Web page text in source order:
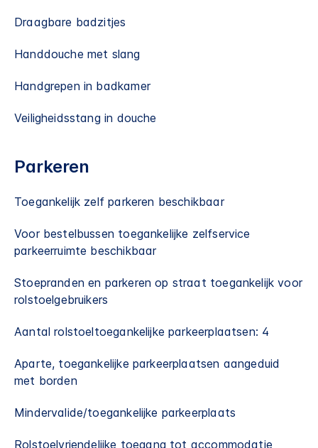
Draagbare badzitjes
Handdouche met slang
Handgrepen in badkamer
Veiligheidsstang in douche
Parkeren
Toegankelijk zelf parkeren beschikbaar
Voor bestelbussen toegankelijke zelfservice
parkeerruimte beschikbaar
Stoepranden en parkeren op straat toegankelijk voor
rolstoelgebruikers
Aantal rolstoeltoegankelijke parkeerplaatsen: 4
Aparte, toegankelijke parkeerplaatsen aangeduid
met borden
Mindervalide/toegankelijke parkeerplaats
Rolstoelvriendelijke toegang tot accommodatie